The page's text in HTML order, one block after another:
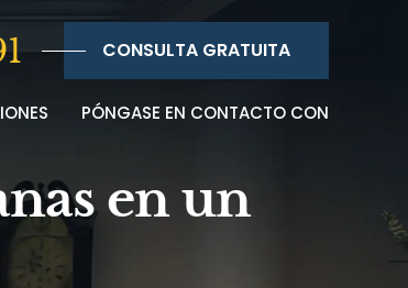
CONSULTA GRATUITA
PÓNGASE EN CONTACTO CON
en un